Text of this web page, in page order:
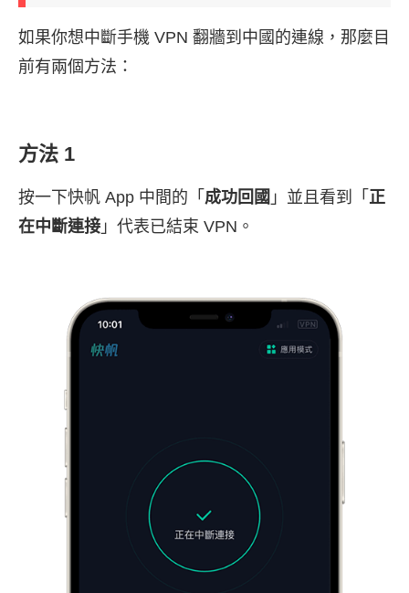
如果你想中斷手機 VPN 翻牆到中國的連線，那麼目
前有兩個方法：
方法 1
按一下快帆 App 中間的「 成功回國 」並且看到「 正
在中斷連接 」代表已結束 VPN。